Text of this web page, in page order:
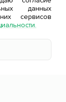
и
данных
сервисов